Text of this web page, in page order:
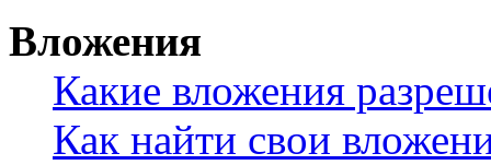
Вложения
Какие вложения
Как найти свои